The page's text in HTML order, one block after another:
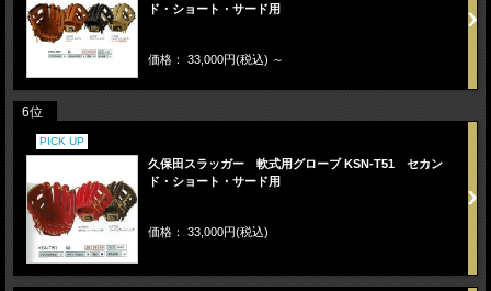
ド・ショート・サード用
価格： 33,000円(税込) ～
6位
PICK UP
久保田スラッガー 軟式用グローブ KSN-T51 セカン
ド・ショート・サード用
価格： 33,000円(税込)